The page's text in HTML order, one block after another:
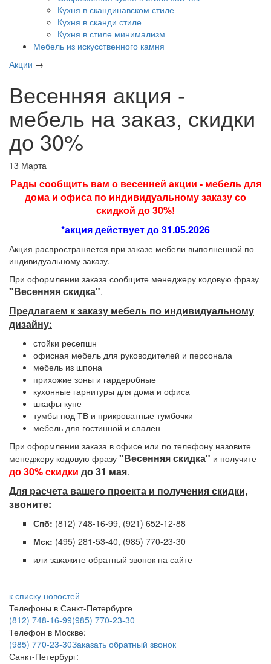
Кухня в скандинавском стиле
Кухня в сканди стиле
Кухня в стиле минимализм
Мебель из искусственного камня
Акции →
Весенняя акция -
мебель на заказ, скидки
до 30%
13 Марта
Рады сообщить вам о весенней акции - мебель для
дома и офиса по индивидуальному заказу со
скидкой до 30%!
*акция действует до 31.05.2026
Акция распространяется при заказе мебели выполненной по
индивидуальному заказу.
При оформлении заказа сообщите менеджеру кодовую фразу
"Весенняя скидка".
Предлагаем к заказу мебель по индивидуальному
дизайну:
стойки ресепшн
офисная мебель для руководителей и персонала
мебель из шпона
прихожие зоны и гардеробные
кухонные гарнитуры для дома и офиса
шкафы купе
тумбы под ТВ и прикроватные тумбочки
мебель для гостинной и спален
При оформлении заказа в офисе или по телефону назовите
менеджеру кодовую фразу "Весенняя скидка" и получите
до 30% скидки до 31 мая.
Для расчета вашего проекта и получения скидки,
звоните:
Спб: (812) 748-16-99, (921) 652-12-88
Мск: (495) 281-53-40, (985) 770-23-30
или закажите обратный звонок на сайте
к списку новостей
Телефоны в Санкт-Петербурге
(812) 748-16-99(985) 770-23-30
Телефон в Москве:
(985) 770-23-30Заказать обратный звонок
Санкт-Петербург: